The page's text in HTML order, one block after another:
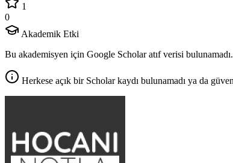
1
0
Akademik Etki
Bu akademisyen için Google Scholar atıf verisi bulunamadı.
Herkese açık bir Scholar kaydı bulunamadı ya da